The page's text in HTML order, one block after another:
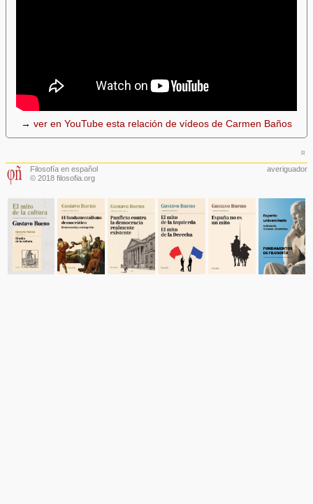
→ ver en YouTube esta relación de vídeos de Carmen Baños
r
Filosofía en español
© 2018 filosofia.org
averiguador